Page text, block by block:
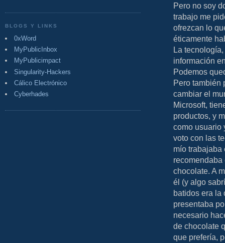
BLOGS Y LINKS
0xWord
MyPublicInbox
MyPublicimpact
Singularity-Hackers
Cálico Electrónico
Cyberhades
Pero no soy
trabajo me
ofrezcan lo
éticamente
La
información
Podemos
Pero también
cambiar el
Microsoft,
productos, y
como usuario
voto con las
mío trabajaba
chocolate. A
él (y algo
batidos era la
presentaba
necesario
de chocolate
que prefería,